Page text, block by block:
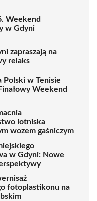
Weekend
w Gdyni
zapraszają na
relaks
Polski w Tenisie
Weekend
lotniska
wozem gaśniczym
w Gdyni: Nowe
fotoplastikonu na